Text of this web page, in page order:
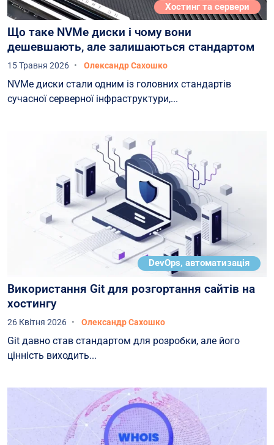
Хостинг та сервери
Що таке NVMe диски і чому вони
дешевшають, але залишаються стандартом
15 Травня 2026 Олександр Сахошко
NVMe диски стали одним із головних стандартів
сучасної серверної інфраструктури,...
DevOps, автоматизація
Використання Git для розгортання сайтів на
хостингу
26 Квітня 2026 Олександр Сахошко
Git давно став стандартом для розробки, але його
цінність виходить...